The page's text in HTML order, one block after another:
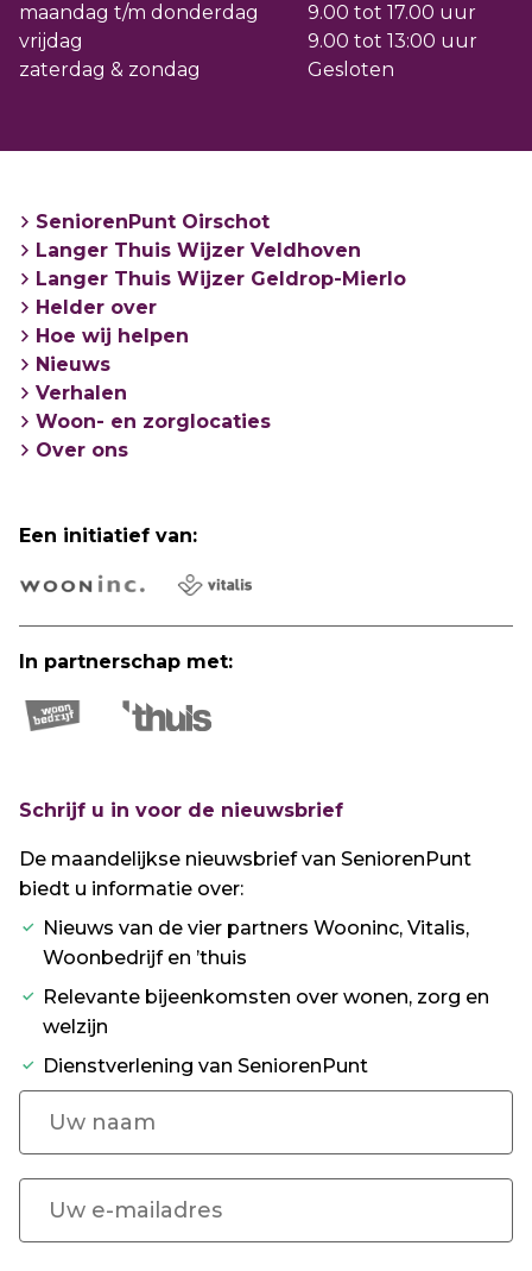
maandag t/m donderdag
9.00 tot 17.00 uur
vrijdag
9.00 tot 13:00 uur
zaterdag & zondag
Gesloten
SeniorenPunt Oirschot
Langer Thuis Wijzer Veldhoven
Langer Thuis Wijzer Geldrop-Mierlo
Helder over
Hoe wij helpen
Nieuws
Verhalen
Woon- en zorglocaties
Over ons
Een initiatief van:
In partnerschap met:
Schrijf u in voor de nieuwsbrief
De maandelijkse nieuwsbrief van SeniorenPunt
biedt u informatie over:
Nieuws van de vier partners Wooninc, Vitalis,
Woonbedrijf en ’thuis
Relevante bijeenkomsten over wonen, zorg en
welzijn
Dienstverlening van SeniorenPunt